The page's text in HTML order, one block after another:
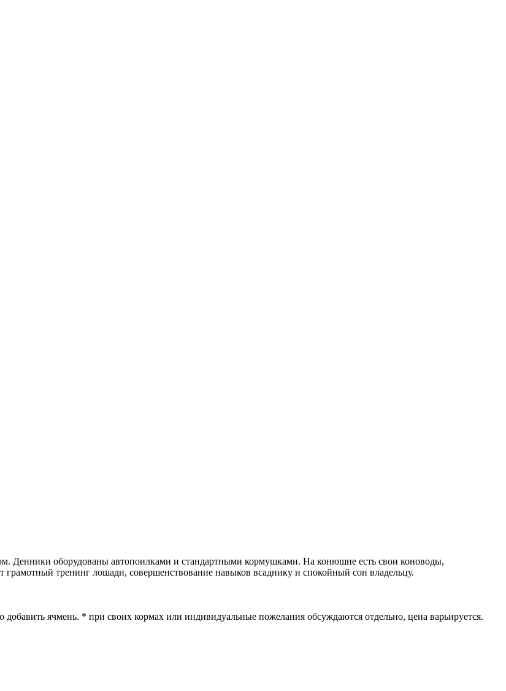
Денники оборудованы автопоилками и стандартными кормушками. На конюшне есть свои коноводы,
тренинг лошади, совершенствование навыков всаднику и спокойный сон владельцу.
ячмень. * при своих кормах или индивидуальные пожелания обсуждаются отдельно, цена варьируется.